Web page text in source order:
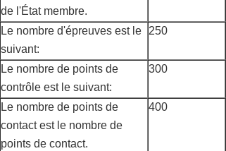
de l'État membre.
Le nombre d'épreuves est le
suivant:
250
Le nombre de points de
contrôle est le suivant:
300
Le nombre de points de
contact est le nombre de
points de contact.
400